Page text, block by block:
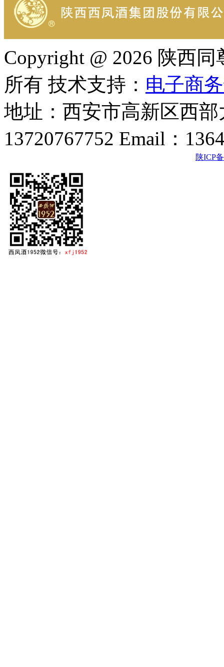
Copyright @ 2026 陕西
所有 技术支持： 电子商
地址：西安市高新区西
13720767752 Email：
陕ICP